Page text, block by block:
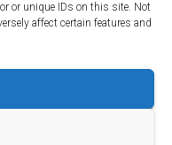
or unique IDs on this site. Not
affect certain features and
HOE WERKT HET?